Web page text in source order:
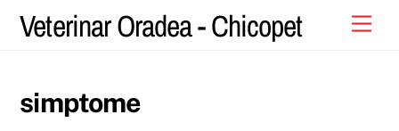
Veterinar Oradea - Chicopet
simptome